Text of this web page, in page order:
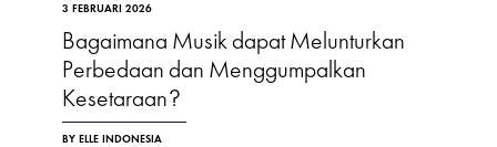
3 FEBRUARI 2026
Bagaimana Musik dapat Melunturkan
Perbedaan dan Menggumpalkan
Kesetaraan?
BY ELLE INDONESIA